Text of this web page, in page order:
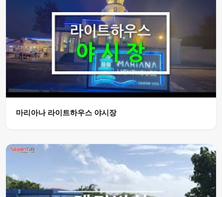
마리아나 라이트하우스 야시장